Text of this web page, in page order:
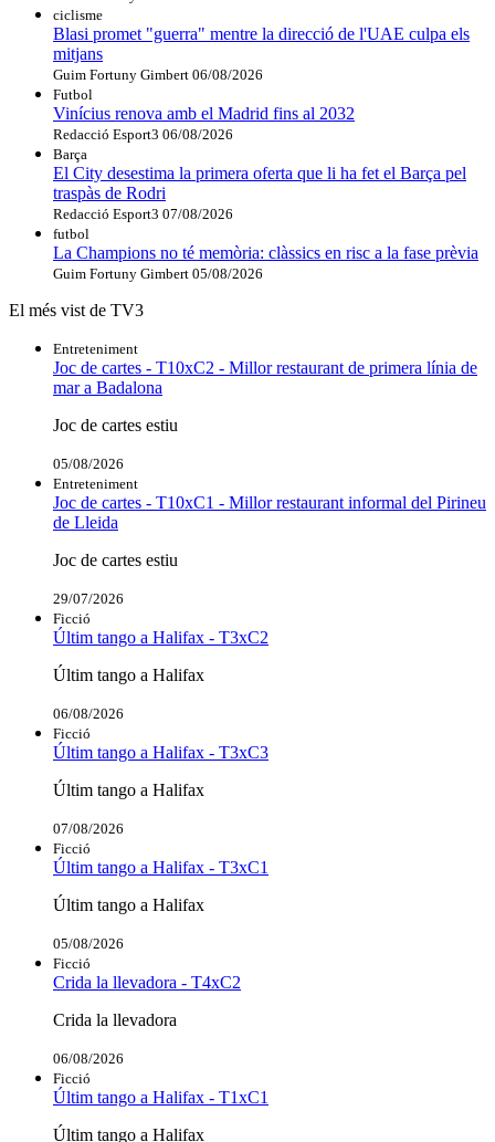
ciclisme
Blasi promet "guerra" mentre la direcció de l'UAE culpa els
mitjans
Guim Fortuny Gimbert 06/08/2026
Futbol
Vinícius renova amb el Madrid fins al 2032
Redacció Esport3 06/08/2026
Barça
El City desestima la primera oferta que li ha fet el Barça pel
traspàs de Rodri
Redacció Esport3 07/08/2026
futbol
La Champions no té memòria: clàssics en risc a la fase prèvia
Guim Fortuny Gimbert 05/08/2026
El més vist de TV3
Entreteniment
Joc de cartes - T10xC2 - Millor restaurant de primera línia de
mar a Badalona
Joc de cartes estiu
05/08/2026
Entreteniment
Joc de cartes - T10xC1 - Millor restaurant informal del Pirineu
de Lleida
Joc de cartes estiu
29/07/2026
Ficció
Últim tango a Halifax - T3xC2
Últim tango a Halifax
06/08/2026
Ficció
Últim tango a Halifax - T3xC3
Últim tango a Halifax
07/08/2026
Ficció
Últim tango a Halifax - T3xC1
Últim tango a Halifax
05/08/2026
Ficció
Crida la llevadora - T4xC2
Crida la llevadora
06/08/2026
Ficció
Últim tango a Halifax - T1xC1
Últim tango a Halifax